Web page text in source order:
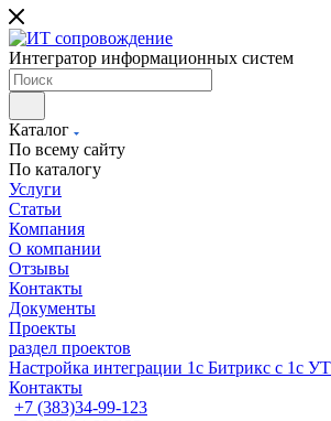
Интегратор информационных систем
Каталог
По всему сайту
По каталогу
Услуги
Статьи
Компания
О компании
Отзывы
Контакты
Документы
Проекты
раздел проектов
Настройка интеграции 1с Битрикс с 1с
Контакты
+7 (383)34-99-123